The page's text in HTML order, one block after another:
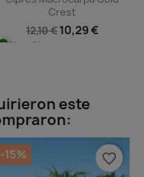
Crest
12,10 €10,29 €
Disponible
este
-15% favorite_border